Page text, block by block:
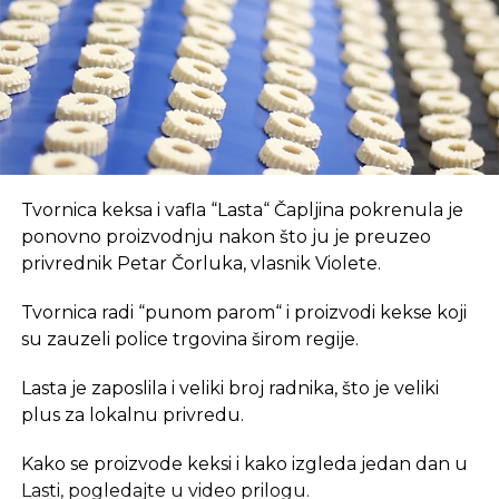
oko 800 ljudi, a spas su potražili u registrovanju
novih kompanija i promjenama vlasničke strukture,
pretvarajućći dotatašnje rukovodioce u vlasnike.
„Invictus“ su prije mjesec dana osnovali menadžeri
„Prointera“ i „Siriusa”.
REKLAMA
SLIČNE TEME: PROINTER
REKLAMA
U coworking prostoru, radnici su okruženi sličnim
profesionalcima, što potiče produktivnost i radnu
atmosferu koju je teško postići u kućnom
Dodatna prednost coworkinga je umrežavanje i
prostoru omogućava razmjenu ideja, kontakata i
suradnji, čime coworking prostor postaje inkubator
Također, prisutnost digitalnih nomada u coworking
Tvornica keksa i vafla “Lasta“ Čapljina pokrenula je
ponovno proizvodnju nakon što ju je preuzeo
privrednik Petar Čorluka, vlasnik Violete.
Tvornica radi “punom parom“ i proizvodi kekse koji
su zauzeli police trgovina širom regije.
Lasta je zaposlila i veliki broj radnika, što je veliki
plus za lokalnu privredu.
Kako se proizvode keksi i kako izgleda jedan dan u
Lasti, pogledajte u video prilogu.